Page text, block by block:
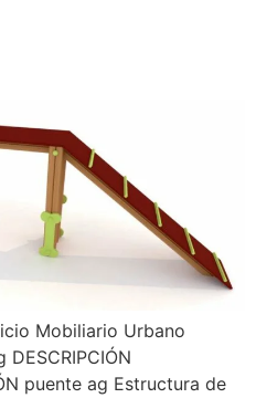
Mobiliario Urbano
puente ag Estructura de